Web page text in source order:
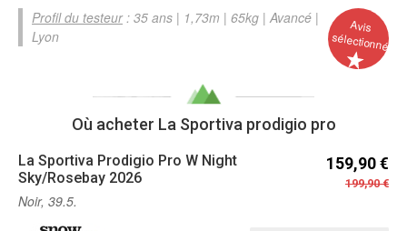
Avis
sélectionné
Profil du testeur: 35 ans | 1,73m | 65kg | Avancé |
Lyon
Où acheter La Sportiva prodigio pro
La Sportiva Prodigio Pro W Night
Sky/Rosebay 2026
159,90 €
199,90 €
Noir, 39.5.